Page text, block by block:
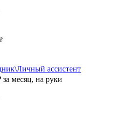
ассистент
за месяц, на руки